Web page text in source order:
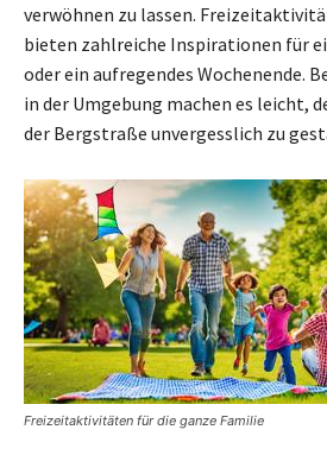
verwöhnen zu lassen.
bieten zahlreiche Inspirationen für
oder ein aufregendes Wochenende.
in der Umgebung machen es leicht,
der Bergstraße unvergesslich zu
Freizeitaktivitäten für die ganze Familie